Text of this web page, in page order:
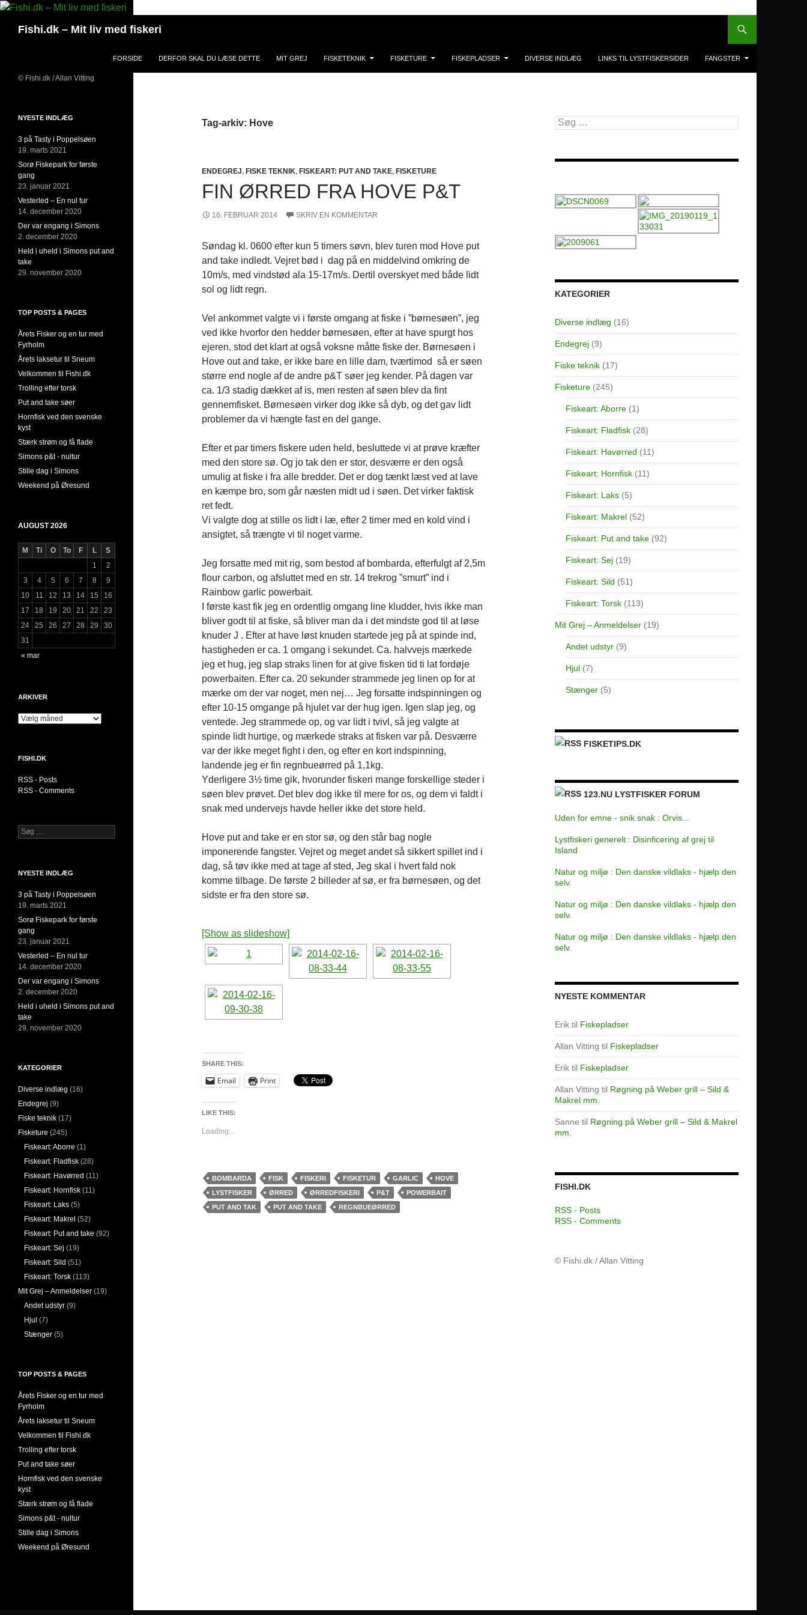
Hop
indholdFishi.dk – Mit liv med fiskeri
FORSIDE DERFOR SKAL DU LÆSE DETTE MIT GREJ FISKETEKNIK FISKETURE FISKEPLADSER DIVERSE INDLÆG LINKS TIL LYSTFISKERSIDER FANGSTER
Tag-arkiv: Hove
ENDEGREJ, FISKE TEKNIK, FISKEART: PUT AND TAKE, FISKETURE
FIN ØRRED FRA HOVE P&T
16. FEBRUAR 2014 SKRIV EN KOMMENTAR
Søndag kl. 0600 efter kun 5 timers søvn, blev turen mod Hove put
and take indledt. Vejret bød i dag på en middelvind omkring de
10m/s, med vindstød ala 15-17m/s. Dertil overskyet med både lidt
sol og lidt regn.
Vel ankommet valgte vi i første omgang at fiske i ”børnesøen”, jeg
ved ikke hvorfor den hedder børnesøen, efter at have spurgt hos
ejeren, stod det klart at også voksne måtte fiske der. Børnesøen i
Hove out and take, er ikke bare en lille dam, tværtimod så er søen
større end nogle af de andre p&T søer jeg kender. På dagen var
ca. 1/3 stadig dækket af is, men resten af søen blev da fint
gennemfisket. Børnesøen virker dog ikke så dyb, og det gav lidt
problemer da vi hængte fast en del gange.
Efter et par timers fiskere uden held, besluttede vi at prøve kræfter
med den store sø. Og jo tak den er stor, desværre er den også
umulig at fiske i fra alle bredder. Det er dog tænkt læst ved at lave
en kæmpe bro, som går næsten midt ud i søen. Det virker faktisk
ret fedt.
Vi valgte dog at stille os lidt i læ, efter 2 timer med en kold vind i
ansigtet, så trængte vi til noget varme.
Jeg forsatte med mit rig, som bestod af bombarda, efterfulgt af 2,5m
flour carbon, og afsluttet med en str. 14 trekrog ”smurt” ind i
Rainbow garlic powerbait.
I første kast fik jeg en ordentlig omgang line kludder, hvis ikke man
bliver godt til at fiske, så bliver man da i det mindste god til at løse
knuder J . Efter at have løst knuden startede jeg på at spinde ind,
hastigheden er ca. 1 omgang i sekundet. Ca. halvvejs mærkede
jeg et hug, jeg slap straks linen for at give fisken tid ti lat fordøje
powerbaiten. Efter ca. 20 sekunder strammede jeg linen op for at
mærke om der var noget, men nej… Jeg forsatte indspinningen og
efter 10-15 omgange på hjulet var der hug igen. Igen slap jeg, og
ventede. Jeg strammede op, og var lidt i tvivl, så jeg valgte at
spinde lidt hurtige, og mærkede straks at fisken var på. Desværre
var der ikke meget fight i den, og efter en kort indspinning,
landende jeg er fin regnbueørred på 1,1kg.
Yderligere 3½ time gik, hvorunder fiskeri mange forskellige steder i
søen blev prøvet. Det blev dog ikke til mere for os, og dem vi faldt i
snak med undervejs havde heller ikke det store held.
Hove put and take er en stor sø, og den står bag nogle
imponerende fangster. Vejret og meget andet så sikkert spillet ind i
dag, så tøv ikke med at tage af sted, Jeg skal i hvert fald nok
komme tilbage. De første 2 billeder af sø, er fra børnesøen, og det
sidste er fra den store sø.
[Show as slideshow]
SHARE THIS:
Email Print
LIKE THIS:
Loading...
BOMBARDA FISK FISKERI FISKETUR GARLIC
HOVE
LYSTFISKER
ØRRED ØRREDFISKERI P&T
POWERBAIT
PUT AND TAK
PUT AND TAKE REGNBUEØRRED
Søg
efter:
KATEGORIER
Diverse indlæg (16)
Endegrej (9)
Fiske teknik (17)
Fisketure (245)
Fiskeart: Aborre (1)
Fiskeart: Fladfisk (28)
Fiskeart: Havørred (11)
Fiskeart: Hornfisk (11)
Fiskeart: Laks (5)
Fiskeart: Makrel (52)
Fiskeart: Put and take (92)
Fiskeart: Sej (19)
Fiskeart: Sild (51)
Fiskeart: Torsk (113)
Mit Grej – Anmeldelser (19)
Andet udstyr (9)
Hjul (7)
Stænger (5)
FISKETIPS.DK
123.NU LYSTFISKER FORUM
Uden for emne - snik snak : Orvis...
Lystfiskeri generelt : Disinficering af grej til
Island
Natur og miljø : Den danske vildlaks - hjælp den
selv.
Natur og miljø : Den danske vildlaks - hjælp den
selv.
Natur og miljø : Den danske vildlaks - hjælp den
selv.
NYESTE KOMMENTAR
Erik til Fiskepladser
Allan Vitting til Fiskepladser
Erik til Fiskepladser
Allan Vitting til Røgning på Weber grill – Sild &
Makrel mm.
Sanne til Røgning på Weber grill – Sild & Makrel
mm.
FISHI.DK
RSS - Posts
RSS - Comments
© Fishi.dk / Allan Vitting
© Fishi.dk / Allan Vitting
NYESTE INDLÆG
3 på Tasty i Poppelsøen
19. marts 2021
Sorø Fiskepark for første
gang
23. januar 2021
Vesterled – En nul tur
14. december 2020
Der var engang i Simons
2. december 2020
Held i uheld i Simons put and
take
29. november 2020
TOP POSTS & PAGES
Årets Fisker og en tur med
Fyrholm
Årets laksetur til Sneum
Velkommen til Fishi.dk
Trolling efter torsk
Put and take søer
Hornfisk ved den svenske
kyst
Stærk strøm og få flade
Simons p&t - nultur
Stille dag i Simons
Weekend på Øresund
AUGUST 2026
M Ti O To F L
S
1
2
3
4 5 6 7 8
9
10
11 12 13 14 15
16
17
18 19 20 21 22
23
24
25 26 27 28 29
30
31
« mar
ARKIVER
Arkiver
FISHI.DK
RSS - Posts
RSS - Comments
Søg
efter:
NYESTE INDLÆG
3 på Tasty i Poppelsøen
19. marts 2021
Sorø Fiskepark for første
gang
23. januar 2021
Vesterled – En nul tur
14. december 2020
Der var engang i Simons
2. december 2020
Held i uheld i Simons put and
take
29. november 2020
KATEGORIER
Diverse indlæg (16)
Endegrej (9)
Fiske teknik (17)
Fisketure (245)
Fiskeart: Aborre (1)
Fiskeart: Fladfisk (28)
Fiskeart: Havørred (11)
Fiskeart: Hornfisk (11)
Fiskeart: Laks (5)
Fiskeart: Makrel (52)
Fiskeart: Put and take (92)
Fiskeart: Sej (19)
Fiskeart: Sild (51)
Fiskeart: Torsk (113)
Mit Grej – Anmeldelser (19)
Andet udstyr (9)
Hjul (7)
Stænger (5)
TOP POSTS & PAGES
Årets Fisker og en tur med
Fyrholm
Årets laksetur til Sneum
Velkommen til Fishi.dk
Trolling efter torsk
Put and take søer
Hornfisk ved den svenske
kyst
Stærk strøm og få flade
Simons p&t - nultur
Stille dag i Simons
Weekend på Øresund